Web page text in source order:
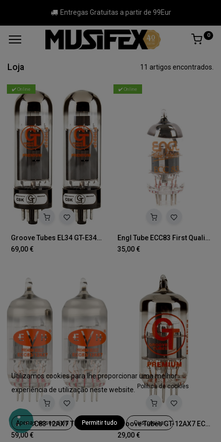
Entregas Gratuitas a partir de 99Eur
0
Loja 11 artigos encontrados.
Groove Tubes EL34 GT-E34LS MED DUET
69,00€
✔️ Online
Engl Tube ECC83 First Quality
35,00€
✔️ Online
EVH ECC83 12AX7 TUBES Pair
59,00€
Groove Tubes GT-12AX7 ECC83-S
29,00€
Utilizamos cookies para lhe proporcionar uma melhor
experiência de utilização neste website.
Política de cookies
Apenas essenciais Permitir tudo Customizar